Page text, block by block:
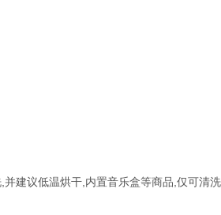
建议低温烘干,内置音乐盒等商品,仅可清